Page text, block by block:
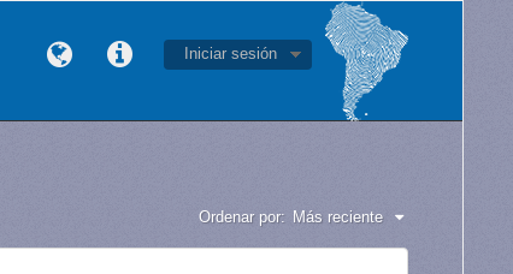
Iniciar sesión
Ordenar por: Más reciente